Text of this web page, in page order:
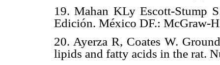
19. Mahan KLy Escott-Stump
Edición. México DF.: McGraw-
20. Ayerza R, Coates W.
lipids and fatty acids in the rat.